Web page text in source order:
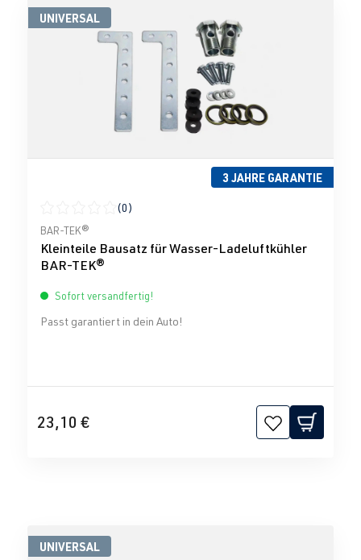
UNIVERSAL
3 JAHRE GARANTIE
Durchschnittliche Bewertung von 0 von 5 Sternen
(0)
BAR-TEK®
Kleinteile Bausatz für Wasser-Ladeluftkühler
BAR-TEK®
Sofort versandfertig!
Passt garantiert in dein Auto!
23,10 €
UNIVERSAL